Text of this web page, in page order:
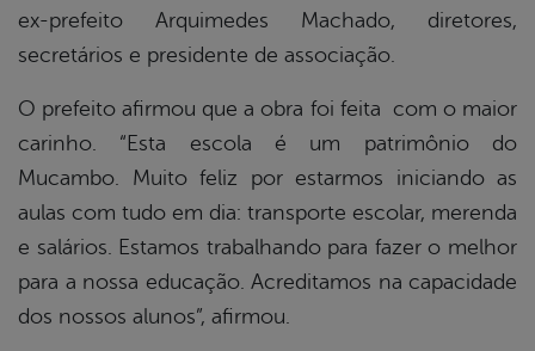
ex-prefeito Arquimedes Machado, diretores,
secretários e presidente de associação.
O prefeito afirmou que a obra foi feita com o maior
carinho. “Esta escola é um patrimônio do
Mucambo. Muito feliz por estarmos iniciando as
aulas com tudo em dia: transporte escolar, merenda
e salários. Estamos trabalhando para fazer o melhor
para a nossa educação. Acreditamos na capacidade
dos nossos alunos”, afirmou.